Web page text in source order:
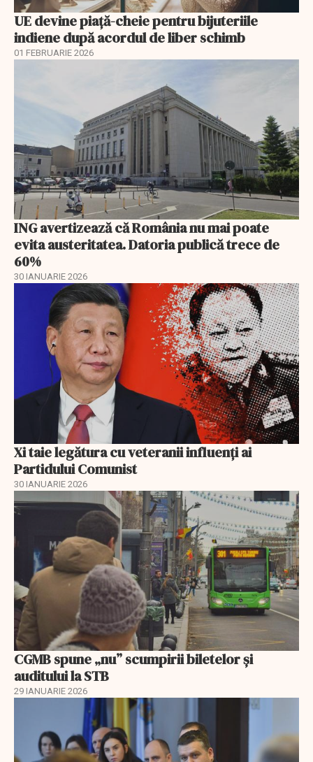
UE devine piață-cheie pentru bijuteriile
indiene după acordul de liber schimb
01 FEBRUARIE 2026
ING avertizează că România nu mai poate
evita austeritatea. Datoria publică trece de
60%
30 IANUARIE 2026
Xi taie legătura cu veteranii influenți ai
Partidului Comunist
30 IANUARIE 2026
CGMB spune „nu” scumpirii biletelor și
auditului la STB
29 IANUARIE 2026